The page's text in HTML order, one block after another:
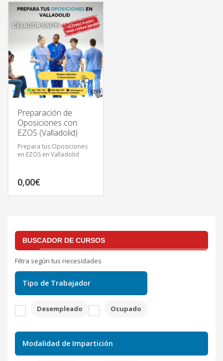
Preparación de
Oposiciones con
EZOS (Valladolid)
Prepara tus Oposiciones
en EZOS en Valladolid
0,00€
BUSCADOR DE CURSOS
Filtra según tus necesidades
Tipo de Trabajador
Desempleado Ocupado
Modalidad de Impartición